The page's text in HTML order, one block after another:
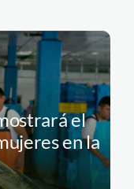
el
en la